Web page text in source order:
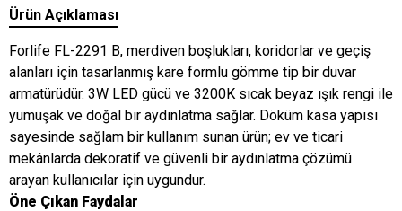
Ürün Açıklaması
Forlife FL-2291 B, merdiven boşlukları, koridorlar ve geçiş
alanları için tasarlanmış kare formlu gömme tip bir duvar
armatürüdür. 3W LED gücü ve 3200K sıcak beyaz ışık rengi ile
yumuşak ve doğal bir aydınlatma sağlar. Döküm kasa yapısı
sayesinde sağlam bir kullanım sunan ürün; ev ve ticari
mekânlarda dekoratif ve güvenli bir aydınlatma çözümü
arayan kullanıcılar için uygundur.
Öne Çıkan Faydalar